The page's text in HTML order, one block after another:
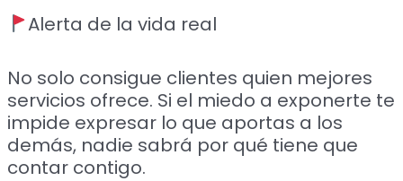
Alerta de la vida real
No solo consigue clientes quien mejores
servicios ofrece. Si el miedo a exponerte te
impide expresar lo que aportas a los
demás, nadie sabrá por qué tiene que
contar contigo.